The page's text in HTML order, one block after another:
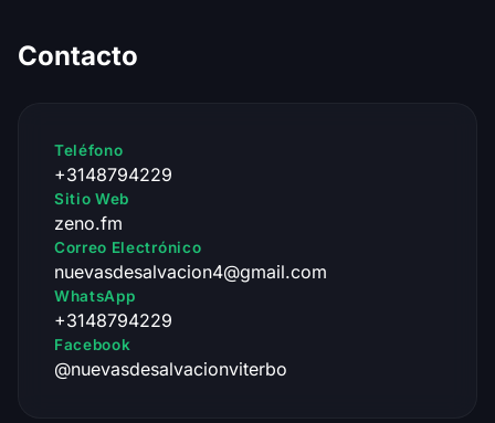
Contacto
Teléfono
+3148794229
Sitio Web
zeno.fm
Correo Electrónico
nuevasdesalvacion4@gmail.com
WhatsApp
+3148794229
Facebook
@nuevasdesalvacionviterbo